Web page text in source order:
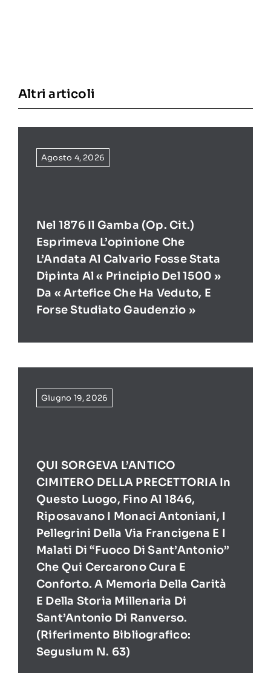
Altri articoli
Agosto 4, 2026
Nel 1876 Il Gamba (op. Cit.)
Esprimeva L’opinione Che
L’Andata Al Calvario Fosse Stata
Dipinta Al « Principio Del 1500 »
Da « Artefice Che Ha Veduto, E
Forse Studiato Gaudenzio »
Giugno 19, 2026
QUI SORGEVA L’ANTICO
CIMITERO DELLA PRECETTORIA In
Questo Luogo, Fino Al 1846,
Riposavano I Monaci Antoniani, I
Pellegrini Della Via Francigena E I
Malati Di “Fuoco Di Sant’Antonio”
Che Qui Cercarono Cura E
Conforto. A Memoria Della Carità
E Della Storia Millenaria Di
Sant’Antonio Di Ranverso.
(Riferimento Bibliografico:
Segusium N. 63)